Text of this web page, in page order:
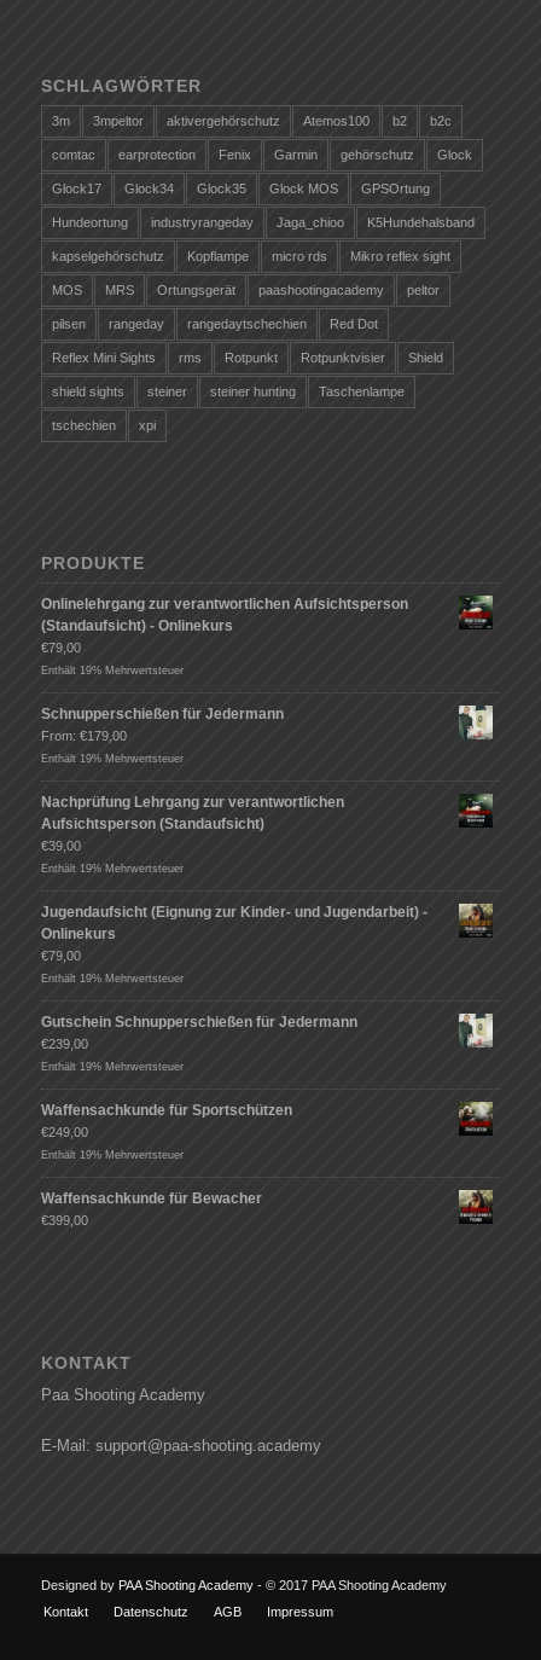
SCHLAGWÖRTER
3m 3mpeltor aktivergehörschutz Atemos100 b2 b2c
comtac earprotection Fenix Garmin gehörschutz Glock
Glock17 Glock34 Glock35 Glock MOS GPSOrtung
Hundeortung industryrangeday Jaga_chioo K5Hundehalsband
kapselgehörschutz Kopflampe micro rds Mikro reflex sight
MOS MRS Ortungsgerät paashootingacademy peltor
pilsen rangeday rangedaytschechien Red Dot
Reflex Mini Sights rms Rotpunkt Rotpunktvisier Shield
shield sights steiner steiner hunting Taschenlampe
tschechien xpi
PRODUKTE
Onlinelehrgang zur verantwortlichen Aufsichtsperson
(Standaufsicht) - Onlinekurs
€79,00
Enthält 19% Mehrwertsteuer
Schnupperschießen für Jedermann
From: €179,00
Enthält 19% Mehrwertsteuer
Nachprüfung Lehrgang zur verantwortlichen
Aufsichtsperson (Standaufsicht)
€39,00
Enthält 19% Mehrwertsteuer
Jugendaufsicht (Eignung zur Kinder- und Jugendarbeit) -
Onlinekurs
€79,00
Enthält 19% Mehrwertsteuer
Gutschein Schnupperschießen für Jedermann
€239,00
Enthält 19% Mehrwertsteuer
Waffensachkunde für Sportschützen
€249,00
Enthält 19% Mehrwertsteuer
Waffensachkunde für Bewacher
€399,00
KONTAKT
Paa Shooting Academy
E-Mail: support@paa-shooting.academy
Designed by PAA Shooting Academy- © 2017 PAA Shooting Academy
Kontakt
Datenschutz AGB Impressum